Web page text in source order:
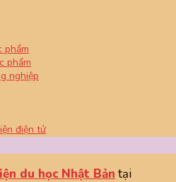
phẩm
phẩm
nghiệp
điện tử
du học Nhật Bản tại